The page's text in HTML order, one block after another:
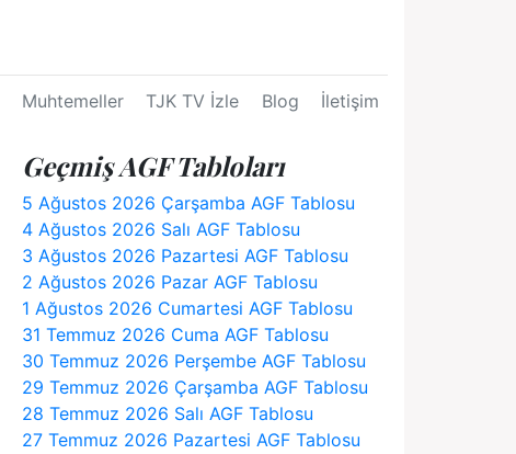
Muhtemeller TJK TV İzle Blog İletişim
Geçmiş AGF Tabloları
5 Ağustos 2026 Çarşamba AGF Tablosu
4 Ağustos 2026 Salı AGF Tablosu
3 Ağustos 2026 Pazartesi AGF Tablosu
2 Ağustos 2026 Pazar AGF Tablosu
1 Ağustos 2026 Cumartesi AGF Tablosu
31 Temmuz 2026 Cuma AGF Tablosu
30 Temmuz 2026 Perşembe AGF Tablosu
29 Temmuz 2026 Çarşamba AGF Tablosu
28 Temmuz 2026 Salı AGF Tablosu
27 Temmuz 2026 Pazartesi AGF Tablosu